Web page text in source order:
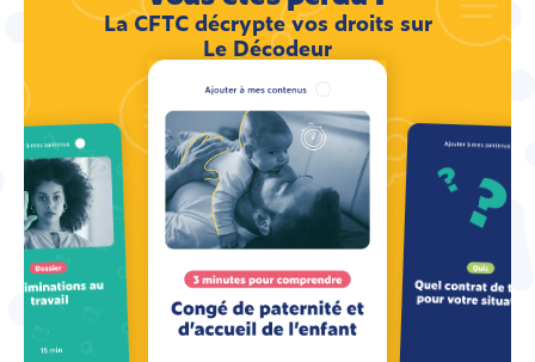
La CFTC décrypte vos droits sur
Le Décodeur